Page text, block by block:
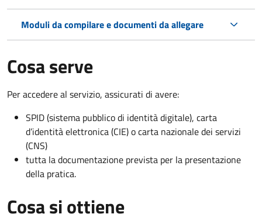
Moduli da compilare e documenti da allegare
Cosa serve
Per accedere al servizio, assicurati di avere:
SPID (sistema pubblico di identità digitale), carta
d’identità elettronica (CIE) o carta nazionale dei servizi
(CNS)
tutta la documentazione prevista per la presentazione
della pratica.
Cosa si ottiene